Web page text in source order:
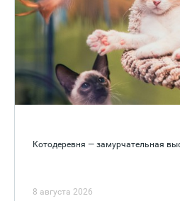
Котодеревня — замурчательная
8 августа 2026